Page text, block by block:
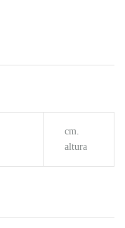
cm.
altura